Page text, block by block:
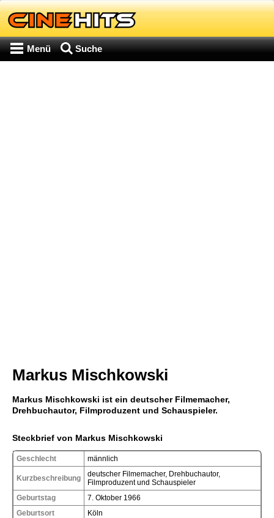
Menü Suche
Markus Mischkowski
Markus Mischkowski ist ein deutscher Filmemacher,
Drehbuchautor, Filmproduzent und Schauspieler.
Steckbrief von Markus Mischkowski
Geschlecht männlich
Kurzbeschreibung
deutscher Filmemacher, Drehbuchautor,
Filmproduzent und Schauspieler
Geburtstag
7. Oktober 1966
Geburtsort
Köln